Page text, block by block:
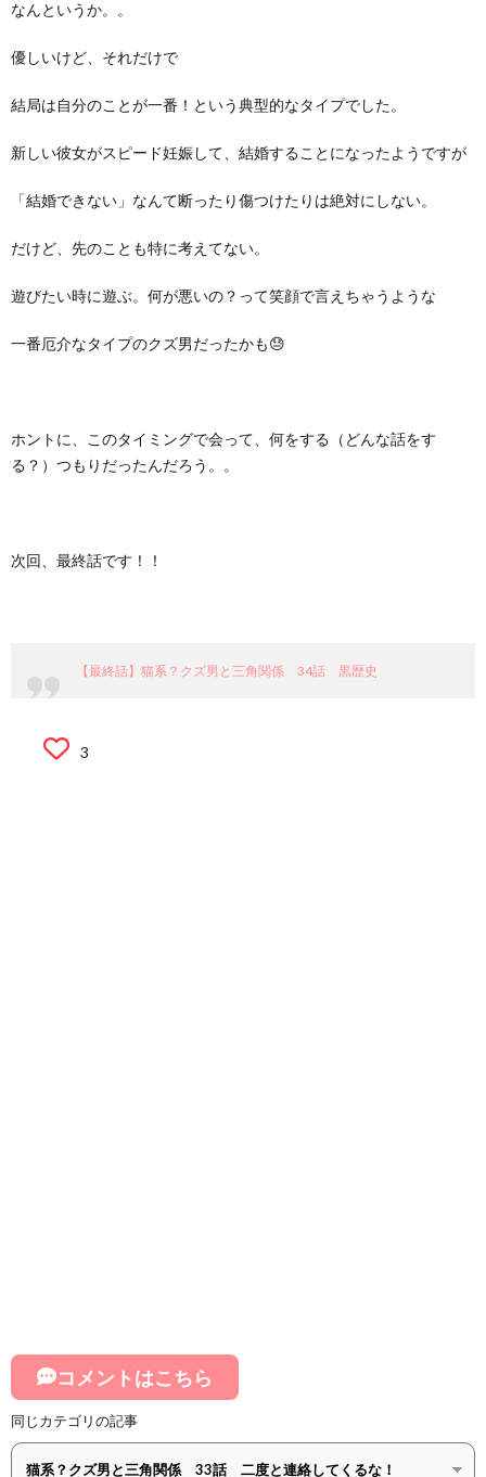
なんというか。。
優しいけど、それだけで
結局は自分のことが一番！という典型的なタイプでした。
新しい彼女がスピード妊娠して、結婚することになったようですが
「結婚できない」なんて断ったり傷つけたりは絶対にしない。
だけど、先のことも特に考えてない。
遊びたい時に遊ぶ。何が悪いの？って笑顔で言えちゃうような
一番厄介なタイプのクズ男だったかも😓
ホントに、このタイミングで会って、何をする（どんな話をす
る？）つもりだったんだろう。。
次回、最終話です！！
【最終話】猫系？クズ男と三角関係 34話 黒歴史
3
コメントはこちら
同じカテゴリの記事